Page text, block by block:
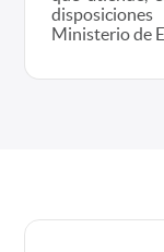
Ministerio de